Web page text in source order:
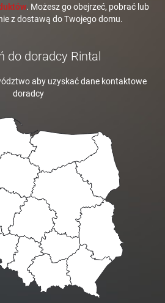
. Możesz go obejrzeć, pobrać lub
z dostawą do Twojego domu.
do doradcy Rintal
aby uzyskać dane kontaktowe
doradcy